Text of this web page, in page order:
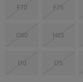
F70 F75
G80 H65
I70 I75